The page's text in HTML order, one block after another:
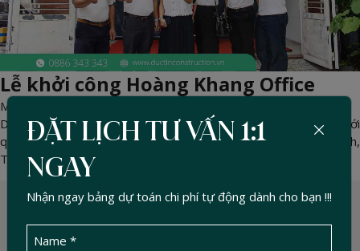
Lễ khởi công Hoàng Khang Office
May 27, 2026 -
Duc Tin Construction khởi công dự án nhà ở kết hợp văn phòng với
quy mô 1 trệt, 1 lửng và 2 lầu tại Khu dân cư Thành Ủy, Hiệp Bình,
Tp. Hồ Chí Minh
ĐẶT LỊCH TƯ VẤN 1:1
NGAY
Nhận ngay bảng dự toán chi phí tự động dành cho bạn !!!